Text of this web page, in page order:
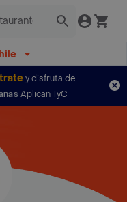
y disfruta de
Aplican TyC